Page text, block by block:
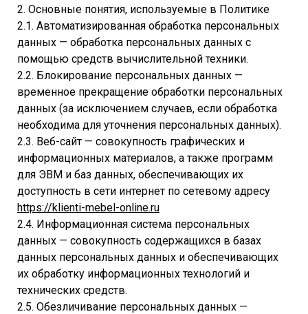
2. Основные понятия, используемые в Политике
2.1. Автоматизированная обработка персональных
данных — обработка персональных данных с
помощью средств вычислительной техники.
2.2. Блокирование персональных данных —
временное прекращение обработки персональных
данных (за исключением случаев, если обработка
необходима для уточнения персональных данных).
2.3. Веб-сайт — совокупность графических и
информационных материалов, а также программ
для ЭВМ и баз данных, обеспечивающих их
доступность в сети интернет по сетевому адресу
https://klienti-mebel-online.ru
2.4. Информационная система персональных
данных — совокупность содержащихся в базах
данных персональных данных и обеспечивающих
их обработку информационных технологий и
технических средств.
2.5. Обезличивание персональных данных —